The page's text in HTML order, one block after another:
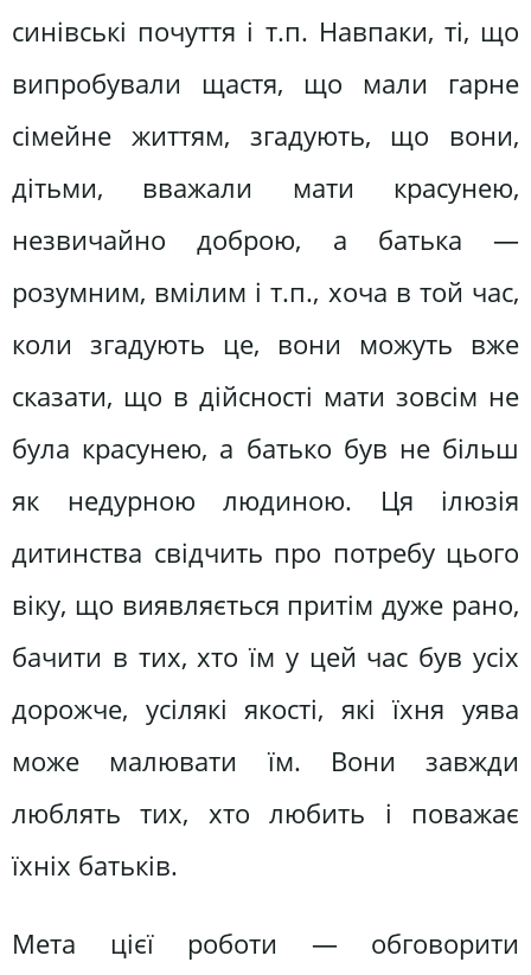
синівські почуття і т.п. Навпаки, ті, що
випробували щастя, що мали гарне
сімейне життям, згадують, що вони,
дітьми, вважали мати красунею,
незвичайно доброю, а батька —
розумним, вмілим і т.п., хоча в той час,
коли згадують це, вони можуть вже
сказати, що в дійсності мати зовсім не
була красунею, а батько був не більш
як недурною людиною. Ця ілюзія
дитинства свідчить про потребу цього
віку, що виявляється притім дуже рано,
бачити в тих, хто їм у цей час був усіх
дорожче, усілякі якості, які їхня уява
може малювати їм. Вони завжди
люблять тих, хто любить і поважає
їхніх батьків.
Мета цієї роботи — обговорити